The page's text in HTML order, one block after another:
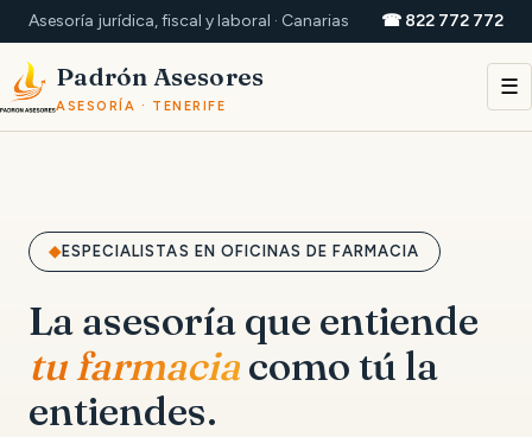
Asesoría jurídica, fiscal y laboral · Canarias ☎ 822 772 772
Padrón Asesores
ASESORÍA · TENERIFE
☰
ESPECIALISTAS EN OFICINAS DE FARMACIA
La asesoría que entiende
tu farmaciacomo tú la
entiendes.